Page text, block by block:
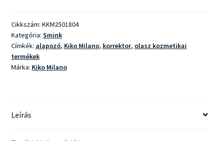
Glow
Foundation
And
Concealer
Cikkszám: KKM2501804
Kategória: Smink
Címkék: alapozó, Kiko Milano, korrektor, olasz kozmetikai
termékek
Márka: Kiko Milano
Leírás